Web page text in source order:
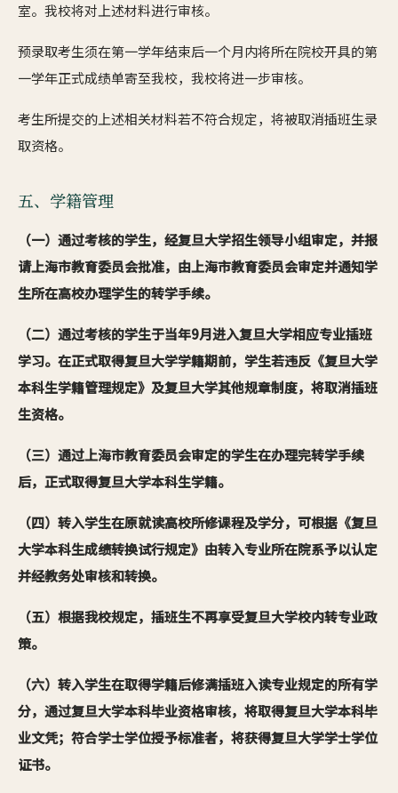
室。我校将对上述材料进行审核。
预录取考生须在第一学年结束后一个月内将所在院校开具的第
一学年正式成绩单寄至我校，我校将进一步审核。
考生所提交的上述相关材料若不符合规定，将被取消插班生录
取资格。
五、学籍管理
（一）通过考核的学生，经复旦大学招生领导小组审定，并报
请上海市教育委员会批准，由上海市教育委员会审定并通知学
生所在高校办理学生的转学手续。
（二）通过考核的学生于当年9月进入复旦大学相应专业插班
学习。在正式取得复旦大学学籍期前，学生若违反《复旦大学
本科生学籍管理规定》及复旦大学其他规章制度，将取消插班
生资格。
（三）通过上海市教育委员会审定的学生在办理完转学手续
后，正式取得复旦大学本科生学籍。
（四）转入学生在原就读高校所修课程及学分，可根据《复旦
大学本科生成绩转换试行规定》由转入专业所在院系予以认定
并经教务处审核和转换。
（五）根据我校规定，插班生不再享受复旦大学校内转专业政
策。
（六）转入学生在取得学籍后修满插班入读专业规定的所有学
分，通过复旦大学本科毕业资格审核，将取得复旦大学本科毕
业文凭；符合学士学位授予标准者，将获得复旦大学学士学位
证书。